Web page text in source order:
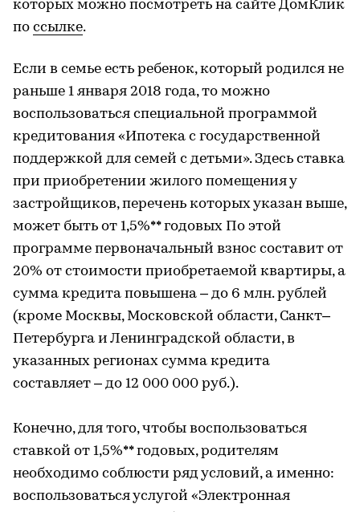
которых можно посмотреть на сайте ДомКлик
по ссылке.
Если в семье есть ребенок, который родился не
раньше 1 января 2018 года, то можно
воспользоваться специальной программой
кредитования «Ипотека с государственной
поддержкой для семей с детьми». Здесь ставка
при приобретении жилого помещения у
застройщиков, перечень которых указан выше,
может быть от 1,5%** годовых По этой
программе первоначальный взнос составит от
20% от стоимости приобретаемой квартиры, а
сумма кредита повышена – до 6 млн. рублей
(кроме Москвы, Московской области, Санкт–
Петербурга и Ленинградской области, в
указанных регионах сумма кредита
составляет – до 12 000 000 руб.).
Конечно, для того, чтобы воспользоваться
ставкой от 1,5%** годовых, родителям
необходимо соблюсти ряд условий, а именно:
воспользоваться услугой «Электронная